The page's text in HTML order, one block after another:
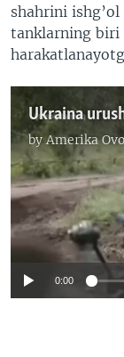
shahrini
tanklarning biri
byAmerika
No
0:00